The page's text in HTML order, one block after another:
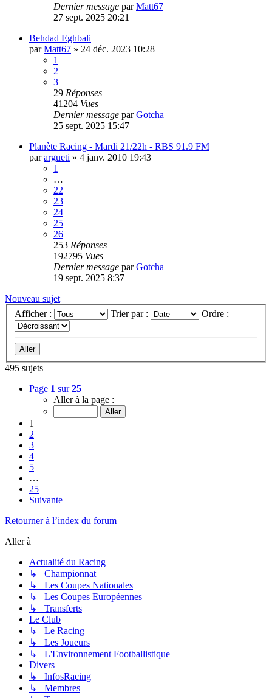
Dernier message parMatt67
27 sept. 2025 20:21
Behdad Eghbali
parMatt67 » 24 déc. 2023 10:28
1
2
3
29 Réponses
41204 Vues
Dernier message parGotcha
25 sept. 2025 15:47
Planète Racing - Mardi 21/22h - RBS 91.9 FM
parargueti » 4 janv. 2010 19:43
1
…
22
23
24
25
26
253 Réponses
192795 Vues
Dernier message parGotcha
19 sept. 2025 8:37
Nouveau sujet
Afficher :
Trier par : Ordre :
495 sujets
Page 1 sur25
Aller à la page :
1
2
3
4
5
…
25
Suivante
Retourner à l’index du forum
Aller à
Actualité du Racing
↳ Championnat
↳ Les Coupes Nationales
↳ Les Coupes Européennes
↳ Transferts
Le Club
↳ Le Racing
↳ Les Joueurs
↳ L'Environnement Footballistique
Divers
↳ InfosRacing
↳ Membres